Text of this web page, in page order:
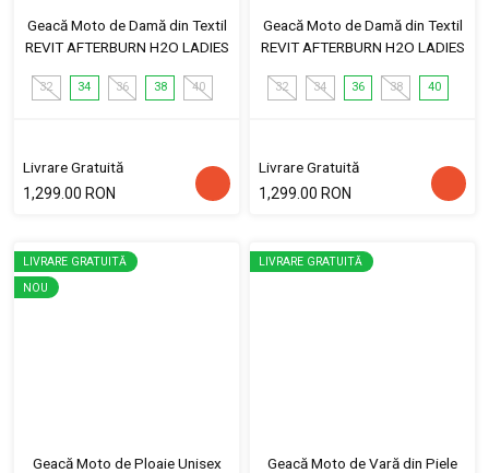
Geacă Moto de Damă din Textil
REVIT AFTERBURN H2O LADIES
32 34 36 38 40
Livrare Gratuită
1,299.00 RON
Geacă Moto de Damă din Textil
REVIT AFTERBURN H2O LADIES
32 34 36 38 40
Livrare Gratuită
1,299.00 RON
LIVRARE GRATUITĂ
NOU
Geacă Moto de Ploaie Unisex
LIVRARE GRATUITĂ
Geacă Moto de Vară din Piele